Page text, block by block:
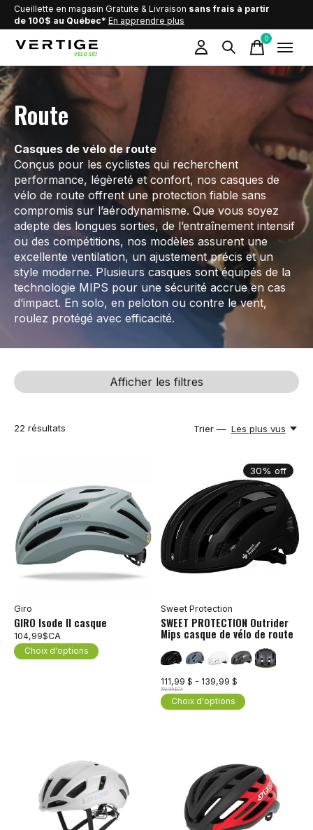
Cueillette en magasin Gratuite & Livraison sans frais à partir
de 100$ au Québec* En apprendre plus
0items
Route
Casques de vélo de route
Conçus pour les cyclistes qui recherchent
performance, légèreté et confort, nos casques de
vélo de route offrent une protection fiable sans
compromis sur l’aérodynamisme. Que vous soyez
adepte des longues sorties, de l’entraînement intensif
ou des compétitions, nos modèles assurent une
excellente ventilation, un ajustement précis et un
style moderne. Plusieurs casques sont équipés de la
technologie MIPS pour une sécurité accrue en cas
d’impact. En solo, en peloton ou contre le vent,
roulez protégé avec efficacité.
Afficher les filtres
22 résultats Trier — Les plus vus
Giro
GIRO Isode II casque
104,99$CA
Choix d'options
30% off
Sweet Protection
SWEET PROTECTION Outrider
Mips casque de vélo de route
111,99 $ - 139,99 $
159,99$CA
Choix d'options